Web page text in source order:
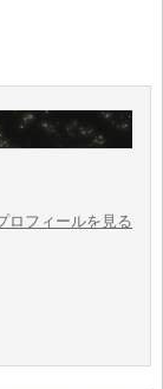
ロフィールを見る